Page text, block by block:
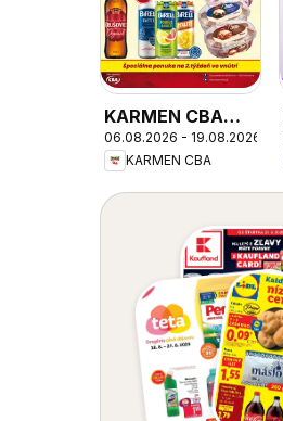
KARMEN CBA
leták
06.08.2026 - 19.08.2026
KARMEN CBA